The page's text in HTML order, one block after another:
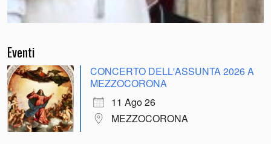
Eventi
CONCERTO DELL'ASSUNTA 2026 A
MEZZOCORONA
11 Ago 26
MEZZOCORONA